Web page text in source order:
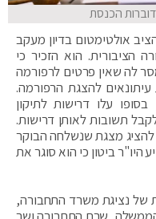
הכנסת
אולטימטום בדיון מעקב
הציבורית. הוא הזכיר כי
לה שאין פרטים לרפורמה
להצגת הרפורמה.
עלו דרישות לתיקון
תשובות לאותן דרישות.
מצגת שנשלחה הבוקר
היו"ר ביטון כי הוא סוגר את
של נציגת משרד התחבורה,